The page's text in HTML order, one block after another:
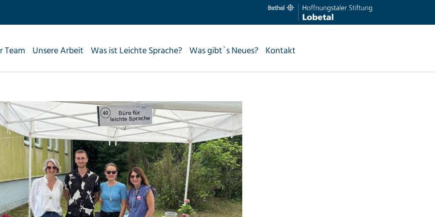
Team Unsere Arbeit Was ist Leichte Sprache? Was gibt`s Neues? Kontakt